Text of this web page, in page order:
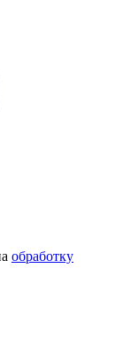
обработку